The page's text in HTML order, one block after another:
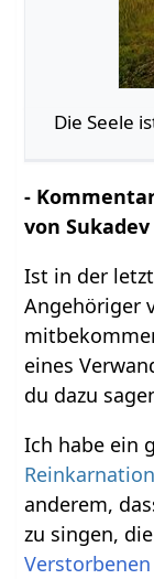
Die Seele
-
von
Ist in der
Angehöriger
eines
du dazu
Ich habe ein
Reinkarnation
anderem,
zu singen, die
Verstorbenen